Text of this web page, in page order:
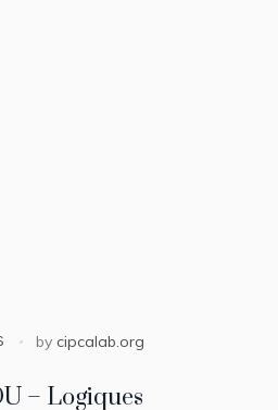
by cipcalab.org
– Logiques